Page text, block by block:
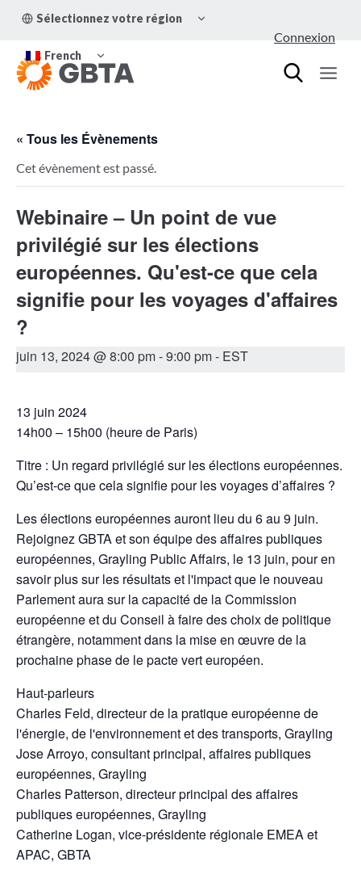
Sélectionnez votre région
LE
French
LE
MENU
ENFANT
Connexion
« Tous les Évènements
Cet évènement est passé.
Webinaire – Un point de vue
privilégié sur les élections
européennes. Qu'est-ce que cela
signifie pour les voyages d'affaires
?
juin 13, 2024 @ 8:00 pm-9:00 pm- EST
13 juin 2024
14h00 – 15h00 (heure de Paris)
Titre : Un regard privilégié sur les élections européennes.
Qu’est-ce que cela signifie pour les voyages d’affaires ?
Les élections européennes auront lieu du 6 au 9 juin.
Rejoignez GBTA et son équipe des affaires publiques
européennes, Grayling Public Affairs, le 13 juin, pour en
savoir plus sur les résultats et l'impact que le nouveau
Parlement aura sur la capacité de la Commission
européenne et du Conseil à faire des choix de politique
étrangère, notamment dans la mise en œuvre de la
prochaine phase de le pacte vert européen.
Haut-parleurs
Charles Feld, directeur de la pratique européenne de
l'énergie, de l'environnement et des transports, Grayling
Jose Arroyo, consultant principal, affaires publiques
européennes, Grayling
Charles Patterson, directeur principal des affaires
publiques européennes, Grayling
Catherine Logan, vice-présidente régionale EMEA et
APAC, GBTA